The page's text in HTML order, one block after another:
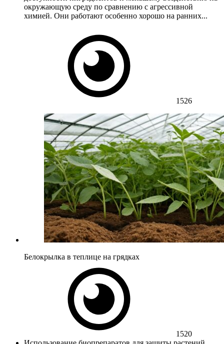
окружающую среду по сравнению с агрессивной
химией. Они работают особенно хорошо на ранних...
1526
Белокрылка в теплице на грядках
1520